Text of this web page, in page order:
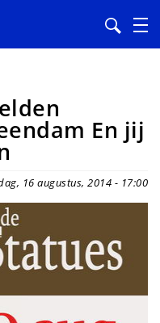
En jij
16 augustus, 2014 - 17:00